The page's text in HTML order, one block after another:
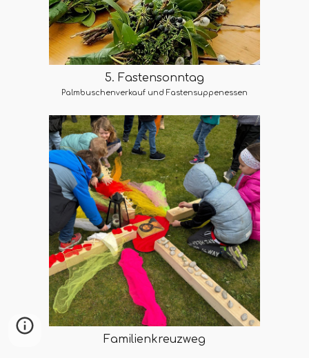
5. Fastensonntag
Palmbuschenverkauf und Fastensuppenessen
Familienkreuzweg